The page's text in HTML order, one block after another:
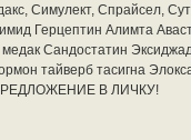
Симулект, Спрайсел,
Герцептин Алимта
Сандостатин
тайверб тасигна
В ЛИЧКУ!